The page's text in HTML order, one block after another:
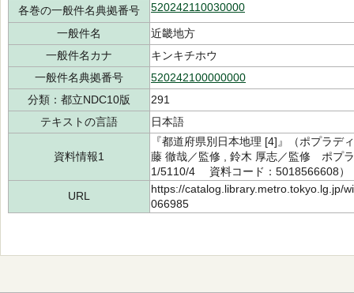
各巻の一般件名典拠番号
520242110030000
一般件名
近畿地方
一般件名カナ
キンキチホウ
一般件名典拠番号
520242100000000
分類：都立NDC10版
291
テキストの言語
日本語
資料情報1
『都道府県別日本地理 [4]』（ポプラ
藤 徹哉／監修 , 鈴木 厚志／監修 ポ
1/5110/4 資料コード：5018566608）
URL
https://catalog.library.metro.tokyo.lg.jp/
066985